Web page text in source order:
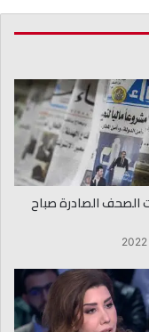
الصحف الصادرة صباح